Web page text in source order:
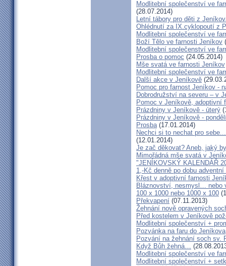
Modlitební společenství ve
(28.07.2014)
Letní tábory pro děti z
Ohlédnutí za IX.cyklopoutí z
Modlitební společenství ve
Boží Tělo ve farnosti Jeníkov
Modlitební společenství ve
Prosba o pomoc (24.05.2014)
Mše svatá ve farnosti Jeníkov
Modlitební společenství ve
Další akce v Jeníkově
Pomoc pro farnost Jeníkov -
Dobrodružství na severu – v
Pomoc v Jeníkově, adoptivní
Prázdniny v Jeníkově - úterý
Prázdniny v Jeníkově -
Prosba(17.01.2014)
Nechci si to nechat pro
(12.01.2014)
Je zač děkovat? Aneb, jaký
Mimořádná mše svatá v
"JENÍKOVSKÝ KALENDÁŘ
1,-Kč denně po dobu
Křest v adoptivní farnosti
Bláznovství, nesmysl… nebo
100 x 1000 nebo 1000 x 100
Překvapení (07.11.2013)
Žehnání nově opravených
Před kostelem v Jeníkově
Modlitební společenství +
Pozvánka na faru do Jeníkova
Pozvání na žehnání soch sv.
Když Bůh žehná…
Modlitební společenství ve
Modlitební společenství +